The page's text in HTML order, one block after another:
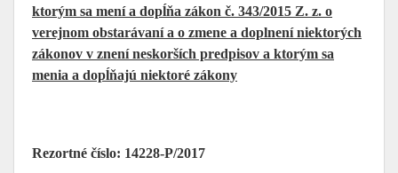
ktorým sa mení a dopĺňa zákon č. 343/2015 Z. z. o
verejnom obstarávaní a o zmene a doplnení niektorých
zákonov v znení neskorších predpisov a ktorým sa
menia a dopĺňajú niektoré zákony
Rezortné číslo: 14228-P/2017